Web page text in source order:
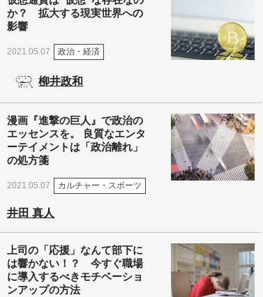
か？ 拡大する現実世界への
影響
2021.05.07 政治・経済
柳井政和
漫画『進撃の巨人』で政治の
エッセンスを。 良質なエンタ
ーテイメントは「政治離れ」
の処方箋
2021.05.07 カルチャー・スポーツ
井田 真人
上司の「応援」なんて部下に
は響かない！？ 今すぐ職場
に導入するべきモチベーショ
ンアップの方法